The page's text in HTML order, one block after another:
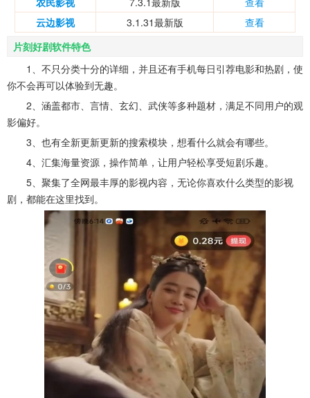
云边影视
3.1.31最新版
查看
片刻好剧软件特色
1、不只分类十分的详细，并且还有手机每日引荐电影和热剧，使
你不会再可以体验到无趣。
2、涵盖都市、言情、玄幻、武侠等多种题材，满足不同用户的观
影偏好。
3、也有全新更新更新的搜索模块，想看什么就会有哪些。
4、汇集海量资源，操作简单，让用户轻松享受短剧乐趣。
5、聚集了全网最丰厚的影视内容，无论你喜欢什么类型的影视
剧，都能在这里找到。